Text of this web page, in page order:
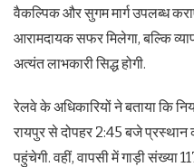
वैकल्पिक और सुगम मार्ग उपलब्ध
आरामदायक सफर मिलेगा, बल्कि
अत्यंत लाभकारी सिद्ध होगी.
रेलवे के अधिकारियों ने बताया कि
रायपुर से दोपहर 2:45 बजे
पहुंचेगी. वहीं, वापसी में गाड़ी